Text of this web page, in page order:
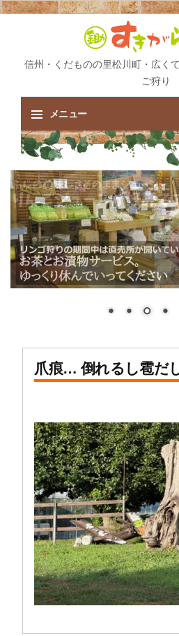
信州・くだものの里松川町・広く
ご狩り
メニュー
コ
テ
ン
ツ
へ
ス
キ
ッ
爪痕… 倒れるし雹だ